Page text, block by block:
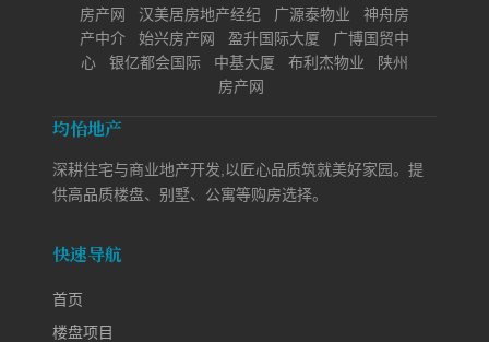
房产网
汉美居房地产经纪 广源泰物业
神舟房
产中介
始兴房产网 盈升国际大厦
广博国贸中
心
银亿都会国际 中基大厦 布利杰物业
陕州
房产网
均怡地产
深耕住宅与商业地产开发,以匠心品质筑就美好家园。提
供高品质楼盘、别墅、公寓等购房选择。
快速导航
首页
楼盘项目